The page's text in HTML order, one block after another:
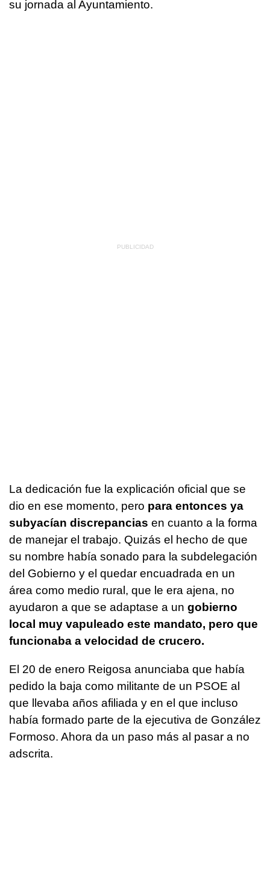
su jornada al Ayuntamiento.
La dedicación fue la explicación oficial que se
dio en ese momento, pero para entonces ya
subyacían discrepancias en cuanto a la forma
de manejar el trabajo. Quizás el hecho de que
su nombre había sonado para la subdelegación
del Gobierno y el quedar encuadrada en un
área como medio rural, que le era ajena, no
ayudaron a que se adaptase a un gobierno
local muy vapuleado este mandato, pero que
funcionaba a velocidad de crucero.
El 20 de enero Reigosa anunciaba que había
pedido la baja como militante de un PSOE al
que llevaba años afiliada y en el que incluso
había formado parte de la ejecutiva de González
Formoso. Ahora da un paso más al pasar a no
adscrita.